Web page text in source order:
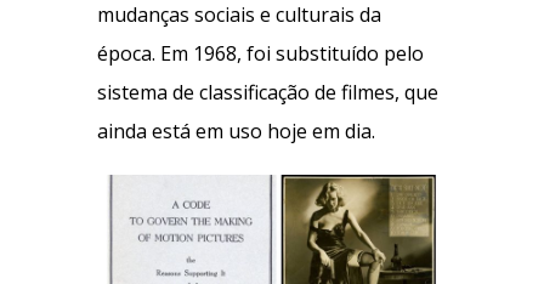
mudanças sociais e culturais da
época. Em 1968, foi substituído pelo
sistema de classificação de filmes, que
ainda está em uso hoje em dia.